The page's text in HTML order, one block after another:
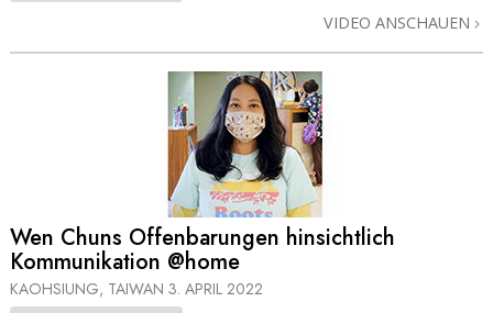
VIDEO ANSCHAUEN
Wen Chuns Offenbarungen hinsichtlich
Kommunikation @home
KAOHSIUNG, TAIWAN 3. APRIL 2022